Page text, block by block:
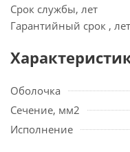
Срок службы, лет
Гарантийный срок , лет
Оболочка
Сечение, мм2
Исполнение